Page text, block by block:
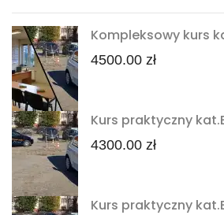
Kompleksowy kurs
4500.00 zł
Kurs praktyczny
4300.00 zł
Kurs praktyczny kat.B